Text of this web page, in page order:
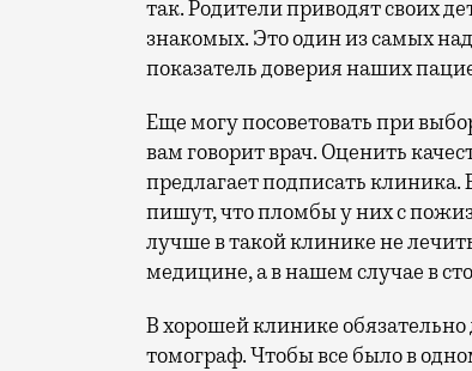
так. Родители приводят своих
знакомых. Это один из самых
показатель доверия наших
Еще могу посоветовать при
вам говорит врач. Оценить
предлагает подписать клиника.
пишут, что пломбы у них с
лучше в такой клинике не
медицине, а в нашем случае в
В хорошей клинике
томограф. Чтобы все было в